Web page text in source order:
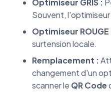
Optimiseur GRIS :
Souvent,
Optimiseur ROUGE
surtension locale.
Remplacement :
changement d'un
scanner le QR Code